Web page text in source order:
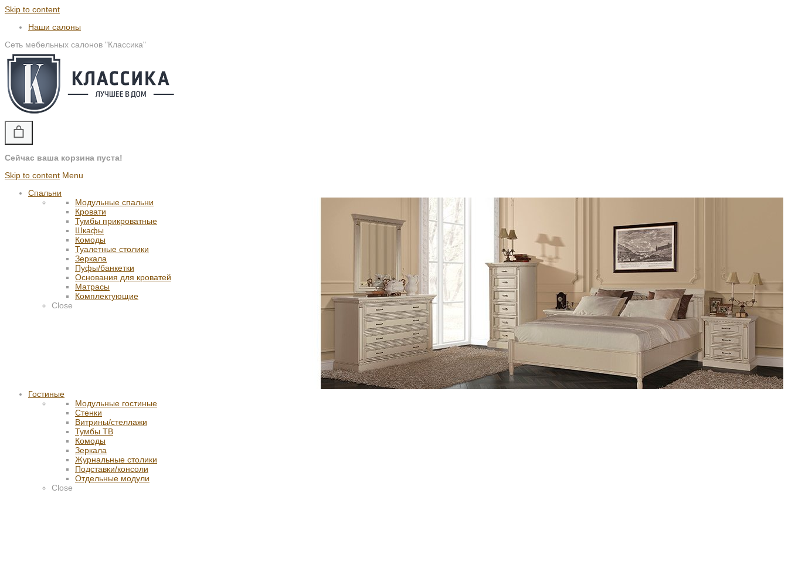
Skip to content
Наши салоны
Сеть мебельных салонов "Классика"
Сейчас ваша корзина пуста!
Skip to content Menu
Спальни
Модульные спальни
Кровати
Тумбы прикроватные
Шкафы
Комоды
Туалетные столики
Зеркала
Пуфы/банкетки
Основания для кроватей
Матрасы
Комплектующие
Close
Гостиные
Модульные гостиные
Стенки
Витрины/стеллажи
Тумбы ТВ
Комоды
Зеркала
Журнальные столики
Подставки/консоли
Отдельные модули
Close